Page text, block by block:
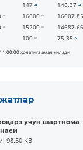
147
146.37
16600
16007.85
15200
14687.66
100 75.35
ҳолатига амал қилади
учун шартнома
98.50 KB